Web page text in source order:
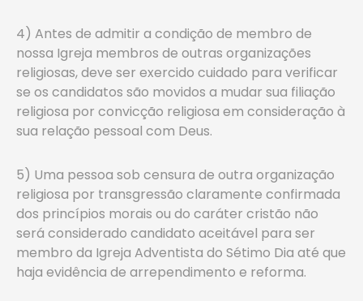
4) Antes de admitir a condição de membro de
nossa Igreja membros de outras organizações
religiosas, deve ser exercido cuidado para verificar
se os candidatos são movidos a mudar sua filiação
religiosa por convicção religiosa em consideração à
sua relação pessoal com Deus.
5) Uma pessoa sob censura de outra organização
religiosa por transgressão claramente confirmada
dos princípios morais ou do caráter cristão não
será considerado candidato aceitável para ser
membro da Igreja Adventista do Sétimo Dia até que
haja evidência de arrependimento e reforma.